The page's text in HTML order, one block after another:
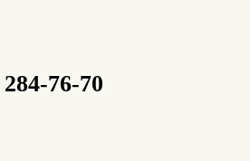
284-76-70